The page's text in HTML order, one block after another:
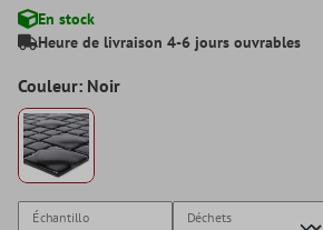
En stock
Heure de livraison 4-6 jours ouvrables
Couleur: Noir
Échantillo Déchets